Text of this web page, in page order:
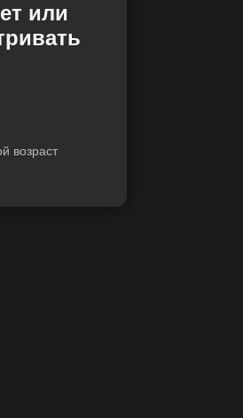
или
возраст